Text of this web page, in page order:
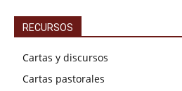
RECURSOS
Cartas y discursos
Cartas pastorales